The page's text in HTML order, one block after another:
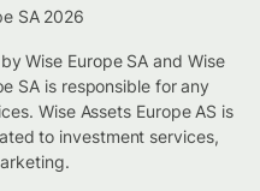
SA 2026
Wise Europe SA and Wise
SA is responsible for any
Wise Assets Europe AS is
to investment services,